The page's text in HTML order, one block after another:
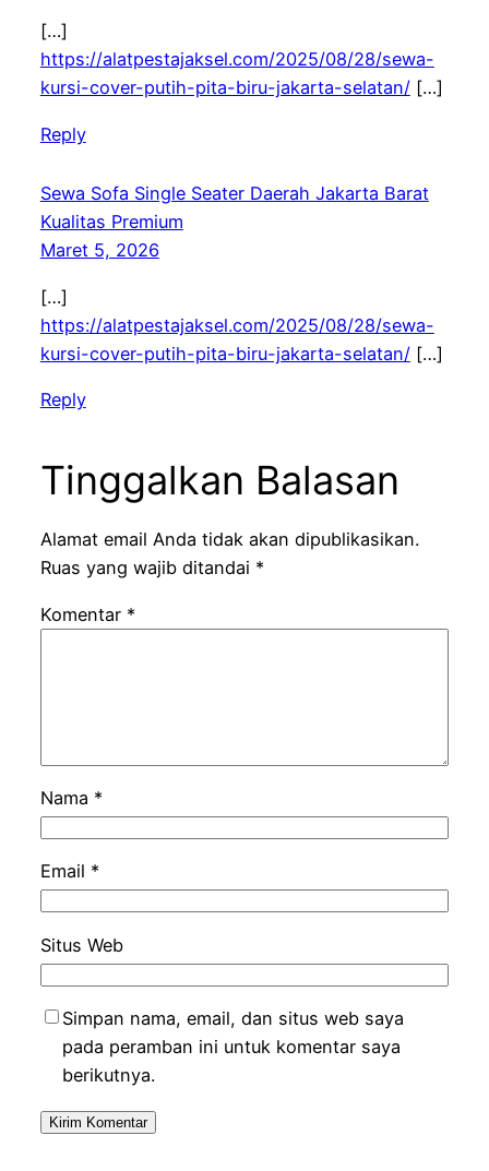
[…]
https://alatpestajaksel.com/2025/08/28/sewa-
kursi-cover-putih-pita-biru-jakarta-selatan/[…]
Reply
Sewa Sofa Single Seater Daerah Jakarta Barat
Kualitas Premium
Maret 5, 2026
[…]
https://alatpestajaksel.com/2025/08/28/sewa-
kursi-cover-putih-pita-biru-jakarta-selatan/[…]
Reply
Tinggalkan Balasan
Alamat email Anda tidak akan dipublikasikan.
Ruas yang wajib ditandai *
Komentar *
Nama *
Email *
Situs Web
Simpan nama, email, dan situs web saya
pada peramban ini untuk komentar saya
berikutnya.